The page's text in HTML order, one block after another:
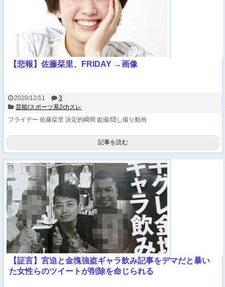
【悲報】佐藤栞里、FRIDAY →画像
2020/12/11
3
芸能/スポーツ系2chスレ
フライデー 佐藤栞里 決定的瞬間 盗撮/隠し撮り動画
記事を読む
【証言】宮迫と金塊強盗ギャラ飲み記事をデマだと暴い
た女性らのツイートが削除を命じられる